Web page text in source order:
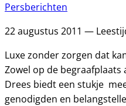
Persberichten
22 augustus 2011 —
Luxe zonder zorgen dat
Zowel op de
Drees biedt een stukje
genodigden en